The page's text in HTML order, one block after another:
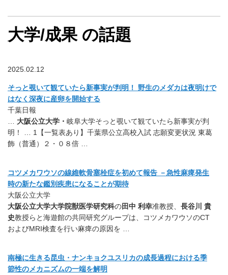
大学/成果 の話題
2025.02.12
そっと覗いて観ていたら新事実が判明！ 野生のメダカは夜明けで
はなく深夜に産卵を開始する
千葉日報
大阪公立大学・ 岐阜大学そっと覗いて観ていたら新事実が判
明！ … 1【一覧表あり】千葉県公立高校入試 志願変更状況 東葛
飾（普通）２・０８倍 …
コツメカワウソの線維軟骨塞栓症を初めて報告 －急性麻痺発生
時の新たな鑑別疾患になることが期待
大阪公立大学
大阪公立大学大学院獣医学研究科の田中 利幸准教授、 長谷川 貴
史教授らと海遊館の共同研究グループは、コツメカワウソのCT
およびMRI検査を行い麻痺の原因を …
南極に生きる昆虫・ナンキョクユスリカの成長過程における季
節性のメカニズムの一端を解明